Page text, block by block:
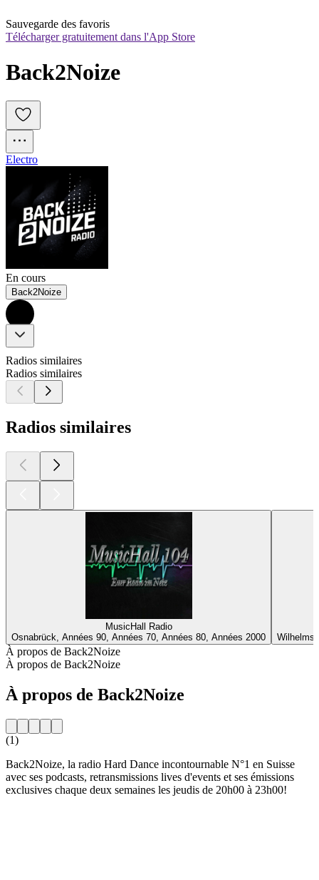
Sauvegarde des favoris
Télécharger gratuitement dans l'App Store
Back2Noize
Electro
En cours
Back2Noize
Radios similaires
Radios similaires
Radios similaires
MusicHall Radio
Osnabrück, Années 90, Années 70, Années 80, Années 2000
À propos de Back2Noize
À propos de Back2Noize
À propos de Back2Noize
(1)
Back2Noize, la radio Hard Dance incontournable N°1 en Suisse
avec ses podcasts, retransmissions lives d'events et ses émissions
exclusives chaque deux semaines les jeudis de 20h00 à 23h00!